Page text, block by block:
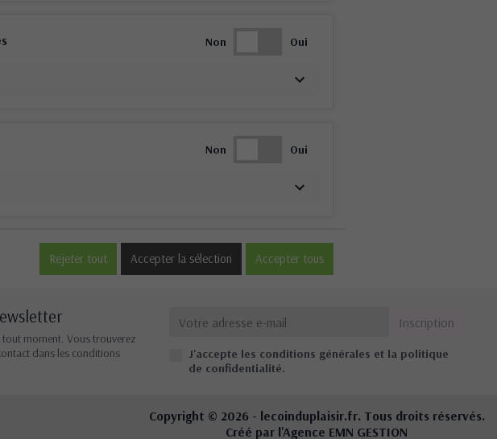
Non Oui
Non Oui
Non Oui
Non
Rejeter tout Accepter la sélection Accepter tous
moment. Vous trouverez
dans les conditions
J'accepte les conditions générales et la politique
de confidentialité.
Copyright © 2026 - lecoinduplaisir.fr. Tous droits réservés.
Créé par l'Agence EMN GESTION